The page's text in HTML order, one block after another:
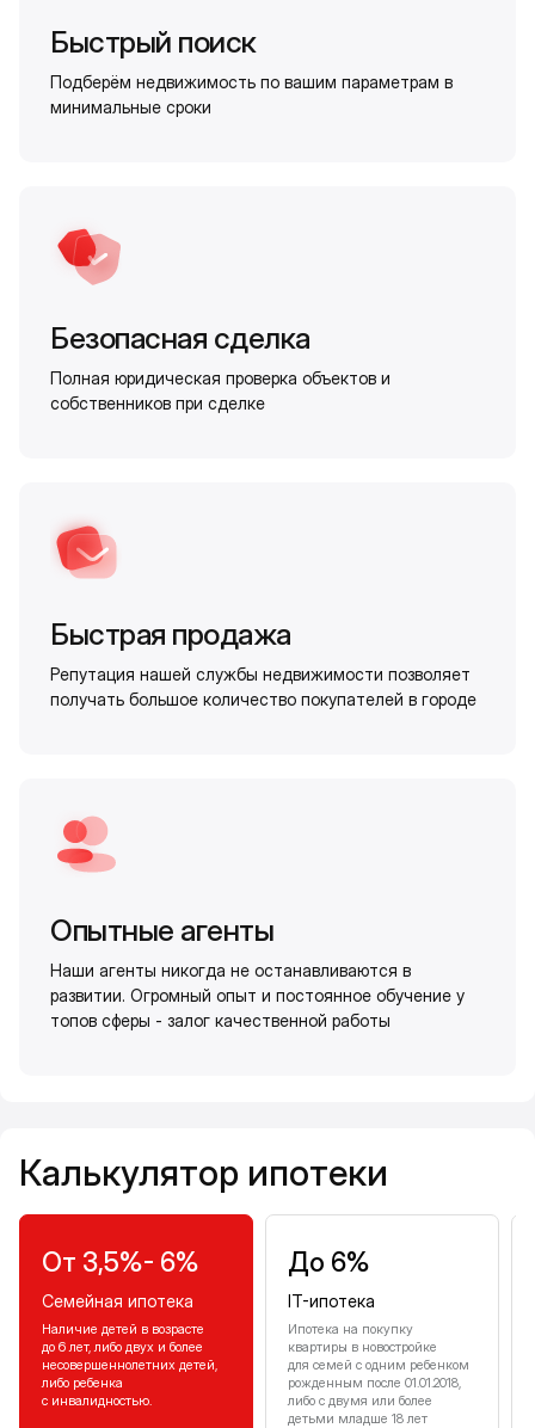
Быстрый поиск
Подберём недвижимость по вашим параметрам в
минимальные сроки
Безопасная сделка
Полная юридическая проверка объектов и
собственников при сделке
Быстрая продажа
Репутация нашей службы недвижимости позволяет
получать большое количество покупателей в городе
Опытные агенты
Наши агенты никогда не останавливаются в
развитии. Огромный опыт и постоянное обучение у
топов сферы - залог качественной работы
Калькулятор ипотеки
От 3,5%- 6%
Семейная ипотека
Наличие детей в возрасте
до 6 лет, либо двух и более
несовершеннолетних детей,
либо ребенка
с инвалидностью.
До 6%
IT-ипотека
Ипотека на покупку
квартиры в новостройке
для семей с одним ребенком
рожденным после 01.01.2018,
либо с двумя или более
детьми младше 18 лет